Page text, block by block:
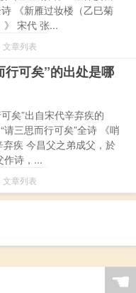
诗 《新雁过妆楼（乙巳菊
》 宋代 张...
文章列表
行可矣”的出处是哪
矣”出自宋代辛弃疾的
请三思而行可矣”全诗 《哨
弃疾 今昌父之弟成父，於
作诗，...
文章列表
☚